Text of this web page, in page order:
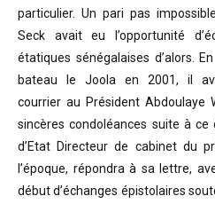
particulier. Un pari pas
Seck avait eu l’opportunité
étatiques sénégalaises d’alors.
bateau le Joola en 2001, il
courrier au Président Abdoulaye
sincères condoléances suite à ce
d’Etat Directeur de cabinet du
l’époque, répondra à sa lettre,
début d’échanges épistolaires